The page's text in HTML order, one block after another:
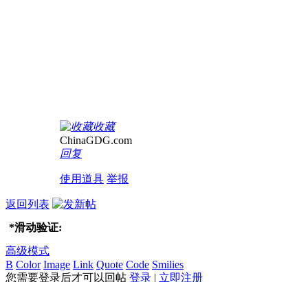
收藏
ChinaGDG.com
回复
使用道具 举报
返回列表
*滑动验证:
高级模式
B Color Image Link Quote Code Smilies
您需要登录后才可以回帖 登录 | 立即注册